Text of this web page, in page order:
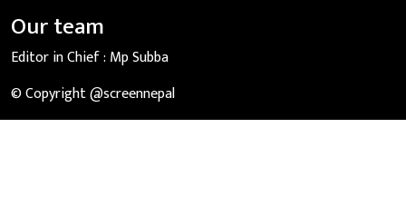
Our team
Editor in Chief : Mp Subba
© Copyright @screennepal